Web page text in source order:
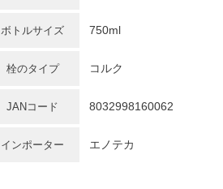
ボトルサイズ 750ml
栓のタイプ コルク
JANコード 8032998160062
インポーター エノテカ